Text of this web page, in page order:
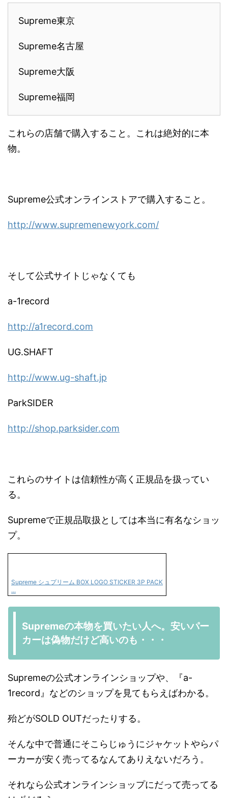
Supreme東京
Supreme名古屋
Supreme大阪
Supreme福岡
これらの店舗で購入すること。これは絶対的に本
物。
Supreme公式オンラインストアで購入すること。
http://www.supremenewyork.com/
そして公式サイトじゃなくても
a-1record
http://a1record.com
UG.SHAFT
http://www.ug-shaft.jp
ParkSIDER
http://shop.parksider.com
これらのサイトは信頼性が高く正規品を扱ってい
る。
Supremeで正規品取扱としては本当に有名なショッ
プ。
Supreme シュプリーム BOX LOGO STICKER 3P PACK
...
Supremeの本物を買いたい人へ。安いパー
カーは偽物だけど高いのも・・・
Supremeの公式オンラインショップや、『a-
1record』などのショップを見てもらえばわかる。
殆どがSOLD OUTだったりする。
そんな中で普通にそこらじゅうにジャケットやらパ
ーカーが安く売ってるなんてありえないだろう。
それなら公式オンラインショップにだって売ってる